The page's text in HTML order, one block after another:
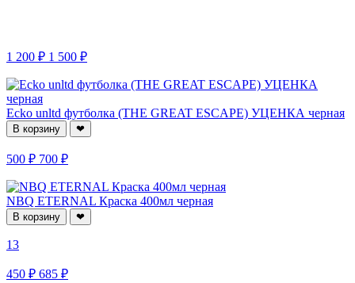
1 200 ₽ 1 500 ₽
Ecko unltd футболка (THE GREAT ESCAPE) УЦЕНКА черная
В корзину ❤
500 ₽ 700 ₽
NBQ ETERNAL Краска 400мл черная
В корзину ❤
13
450 ₽ 685 ₽